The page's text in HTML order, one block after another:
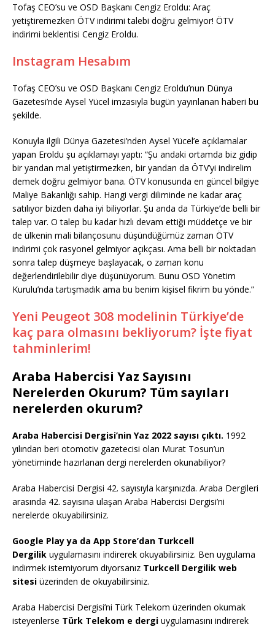
Tofaş CEO’su ve OSD Başkanı Cengiz Eroldu: Araç
yetiştiremezken ÖTV indirimi talebi doğru gelmiyor! ÖTV
indirimi beklentisi Cengiz Eroldu.
Instagram Hesabım
Tofaş CEO’su ve OSD Başkanı Cengiz Eroldu’nun Dünya
Gazetesi’nde Aysel Yücel imzasıyla bugün yayınlanan haberi bu
şekilde.
Konuyla ilgili Dünya Gazetesi’nden Aysel Yücel’e açıklamalar
yapan Eroldu şu açıklamayı yaptı: “Şu andaki ortamda biz gidip
bir yandan mal yetiştirmezken, bir yandan da ÖTV’yi indirelim
demek doğru gelmiyor bana. ÖTV konusunda en güncel bilgiye
Maliye Bakanlığı sahip. Hangi vergi diliminde ne kadar araç
satılıyor bizden daha iyi biliyorlar. Şu anda da Türkiye’de belli bir
talep var. O talep bu kadar hızlı devam ettiği müddetçe ve bir
de ülkenin mali bilançosunu düşündüğümüz zaman ÖTV
indirimi çok rasyonel gelmiyor açıkçası. Ama belli bir noktadan
sonra talep düşmeye başlayacak, o zaman konu
değerlendirilebilir diye düşünüyorum. Bunu OSD Yönetim
Kurulu’nda tartışmadık ama bu benim kişisel fikrim bu yönde.”
Yeni Peugeot 308 modelinin Türkiye’de
kaç para olmasını bekliyorum? İşte fiyat
tahminlerim!
Araba Habercisi Yaz Sayısını
Nerelerden Okurum? Tüm sayıları
nerelerden okurum?
Araba Habercisi Dergisi’nin Yaz 2022 sayısı çıktı. 1992
yılından beri otomotiv gazetecisi olan Murat Tosun’un
yönetiminde hazırlanan dergi nerelerden okunabiliyor?
Araba Habercisi Dergisi 42. sayısıyla karşınızda. Araba Dergileri
arasında 42. sayısına ulaşan Araba Habercisi Dergisi’ni
nerelerde okuyabilirsiniz.
Google Play ya da App Store’dan Turkcell
Dergilik uygulamasını indirerek okuyabilirsiniz. Ben uygulama
indirmek istemiyorum diyorsanız Turkcell Dergilik web
sitesi üzerinden de okuyabilirsiniz.
Araba Habercisi Dergisi’ni Türk Telekom üzerinden okumak
isteyenlerse Türk Telekom e dergi uygulamasını indirerek